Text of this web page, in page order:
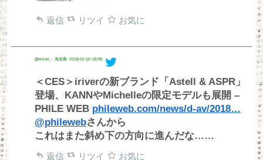
返信 リツイ お気に
@evian： 海老庵 2018-01-10 18:08
＜CES＞iriverの新ブランド「Astell & ASPR」
登場、KANNやMichelleの限定モデルも展開 –
PHILE WEB phileweb.com/news/d-av/2018…
@philewebさんから
これはまた斜め下の方向に進んだな……
返信 リツイ お気に